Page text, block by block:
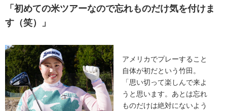
「初めての米ツアーなので忘れものだけ気を付けま
す（笑）」
アメリカでプレーすること
自体が初だという竹田。
「思い切って楽しんで来よ
うと思います。あとは忘れ
ものだけは絶対にないよう